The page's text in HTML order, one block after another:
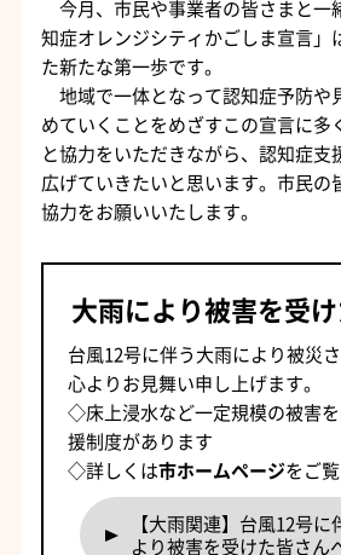
今月、市民や事業者の皆さまと一
知症オレンジシティかごしま宣言」
た新たな第一歩です。
地域で一体となって認知症予防や
めていくことをめざすこの宣言に多
と協力をいただきながら、認知症支
広げていきたいと思います。市民の
協力をお願いいたします。
大雨により被害を受
台風12号に伴う大雨により被災さ
心よりお見舞い申し上げます。
◇床上浸水など一定規模の被害
援制度があります
◇詳しくは市ホームページをご
【大雨関連】台風12号に
より被害を受けた皆さん